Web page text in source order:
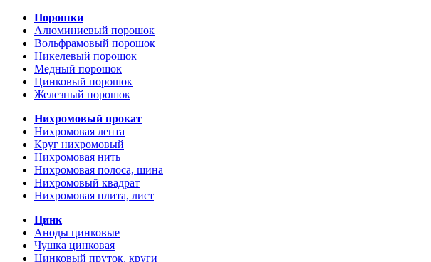
Порошки
Алюминиевый порошок
Вольфрамовый порошок
Никелевый порошок
Медный порошок
Цинковый порошок
Железный порошок
Нихромовый прокат
Нихромовая лента
Круг нихромовый
Нихромовая нить
Нихромовая полоса, шина
Нихромовый квадрат
Нихромовая плита, лист
Цинк
Аноды цинковые
Чушка цинковая
Цинковый пруток, круги